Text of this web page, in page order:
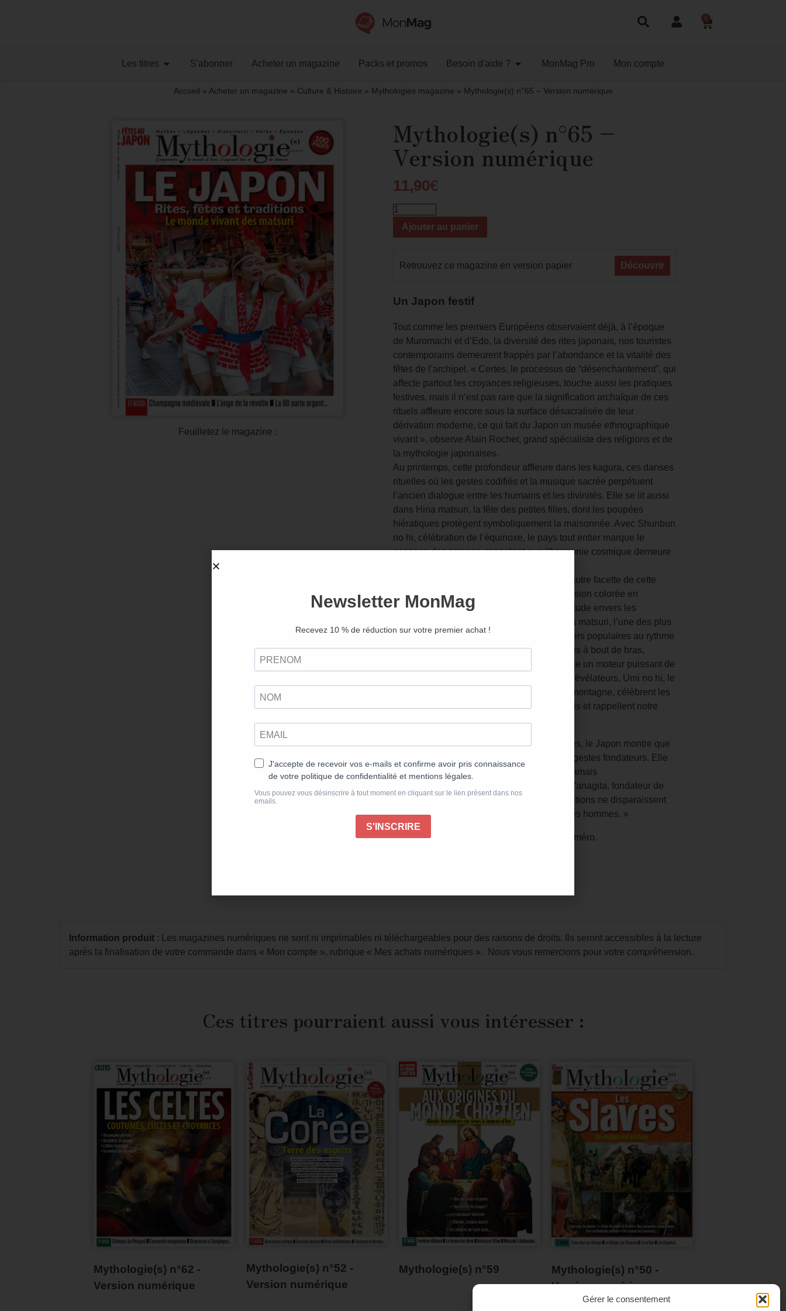
Gérer le consentement
0
Les titres S'abonner Acheter un magazine Packs et promos Besoin d'aide ? MonMag Pro Mon compte
Accueil » Acheter un magazine » Culture & Histoire » Mythologies magazine » Mythologie(s) n°65 – Version numérique
Feuilletez le magazine :
Mythologie(s) n°65 –
Version numérique
11,90€
Ajouter au panier
Retrouvez ce magazine en version papier Découvrir
Un Japon festif
Tout comme les premiers Européens observaient déjà, à l’époque
de Muromachi et d’Edo, la diversité des rites japonais, nos touristes
contemporains demeurent frappés par l’abondance et la vitalité des
fêtes de l’archipel. « Certes, le processus de “désenchantement”, qui
affecte partout les croyances religieuses, touche aussi les pratiques
festives, mais il n’est pas rare que la signification archaïque de ces
rituels affleure encore sous la surface désacralisée de leur
dérivation moderne, ce qui fait du Japon un musée ethnographique
vivant », observe Alain Rocher, grand spécialiste des religions et de
la mythologie japonaises.
Au printemps, cette profondeur affleure dans les kagura, ces danses
rituelles où les gestes codifiés et la musique sacrée perpétuent
l’ancien dialogue entre les humains et les divinités. Elle se lit aussi
dans Hina matsuri, la fête des petites filles, dont les poupées
hiératiques protègent symboliquement la maisonnée. Avec Shunbun
no hi, célébration de l’équinoxe, le pays tout entier marque le
passage des saisons, rappelant que l’harmonie cosmique demeure
L’été, plus flamboyant encore, déploie une autre facette de cette
continuité. Le Chaguchagu Umakko, procession colorée en
hommage aux chevaux de ferme, dit la gratitude envers les
forces laborieuses du monde rural. Le Sanja matsuri, l’une des plus
grandes fêtes de Tokyo, fait vibrer les quartiers populaires au rythme
des mikoshi, ces « palanquins divins » portés à bout de bras,
rappelant que la ferveur communautaire reste un moteur puissant de
la vie urbaine. Plus récents mais tout aussi révélateurs, Umi no hi, le
Jour de la mer, et Yama no hi, le Jour de la montagne, célèbrent les
paysages qui façonnent l’imaginaire japonais et rappellent notre
À travers ces fêtes, anciennes ou réinventées, le Japon montre que
la modernité n’a pas effacé la mémoire des gestes fondateurs. Elle
l’a parfois déplacée, parfois adoucie, mais jamais
réduite au silence. Comme l’écrivait Kunio Yanagita, fondateur de
l’ethnologie du folklore japonais : « Les traditions ne disparaissent
pas ; elles changent de lieu dans le cœur des hommes. »
À méditer, mais à lire également dans ce numéro.
Information produit : Les magazines numériques ne sont ni imprimables ni téléchargeables pour des raisons de droits. Ils seront accessibles à la lecture
après la finalisation de votre commande dans « Mon compte », rubrique « Mes achats numériques ». Nous vous remercions pour votre compréhension.
Ces titres pourraient aussi vous intéresser :
Mythologie(s) n°62 -
Version numérique
Mythologie(s) n°52 -
Version numérique
Mythologie(s) n°59
Mythologie(s) n°50 -
Version numérique